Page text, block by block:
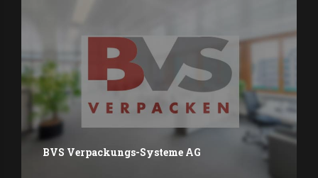
BVS Verpackungs-Systeme AG